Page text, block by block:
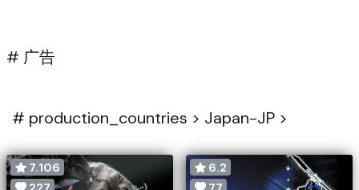
# production_countries > Japan-JP >
7.106
6.2
# 广告